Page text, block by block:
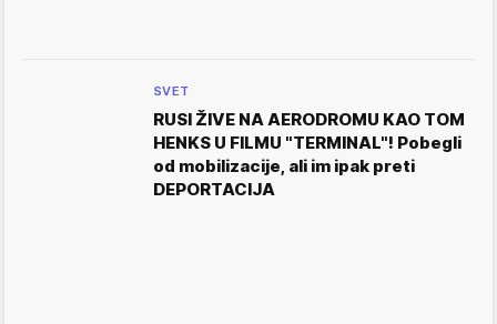
SVET
RUSI ŽIVE NA AERODROMU KAO TOM
HENKS U FILMU "TERMINAL"! Pobegli
od mobilizacije, ali im ipak preti
DEPORTACIJA